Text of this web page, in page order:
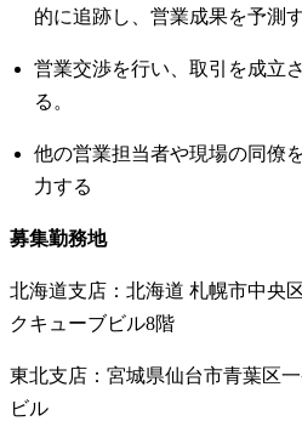
的に追跡し、営業成果を予測す
営業交渉を行い、取引を成立
る。
他の営業担当者や現場の同僚
力する
募集勤務地
北海道支店：北海道 札幌市中央
クキューブビル8階
東北支店：宮城県仙台市青葉区
ビル